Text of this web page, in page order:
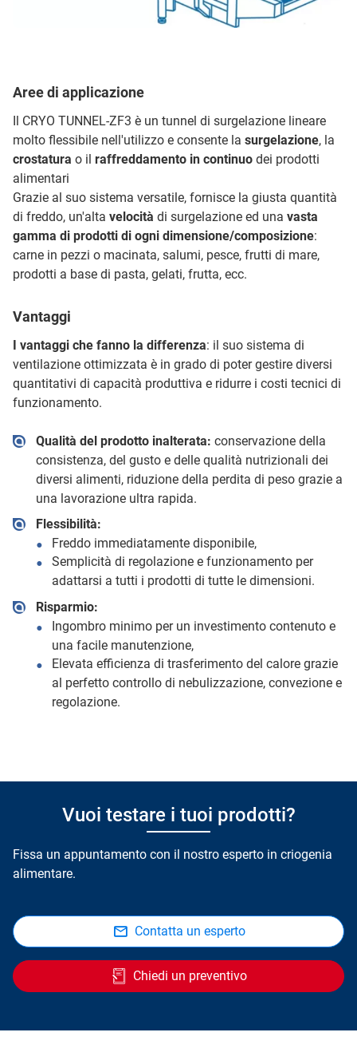
Aree di applicazione
Il CRYO TUNNEL-ZF3 è un tunnel di surgelazione lineare
molto flessibile nell'utilizzo e consente la surgelazione, la
crostatura o il raffreddamento in continuo dei prodotti
alimentari
Grazie al suo sistema versatile, fornisce la giusta quantità
di freddo, un'alta velocità di surgelazione ed una vasta
gamma di prodotti di ogni dimensione/composizione:
carne in pezzi o macinata, salumi, pesce, frutti di mare,
prodotti a base di pasta, gelati, frutta, ecc.
Vantaggi
I vantaggi che fanno la differenza: il suo sistema di
ventilazione ottimizzata è in grado di poter gestire diversi
quantitativi di capacità produttiva e ridurre i costi tecnici di
funzionamento.
Qualità del prodotto inalterata: conservazione della
consistenza, del gusto e delle qualità nutrizionali dei
diversi alimenti, riduzione della perdita di peso grazie a
una lavorazione ultra rapida.
Flessibilità:
Freddo immediatamente disponibile,
Semplicità di regolazione e funzionamento per
adattarsi a tutti i prodotti di tutte le dimensioni.
Risparmio:
Ingombro minimo per un investimento contenuto e
una facile manutenzione,
Elevata efficienza di trasferimento del calore grazie
al perfetto controllo di nebulizzazione, convezione e
regolazione.
Vuoi testare i tuoi prodotti?
Fissa un appuntamento con il nostro esperto in criogenia
alimentare.
Contatta un esperto
Chiedi un preventivo